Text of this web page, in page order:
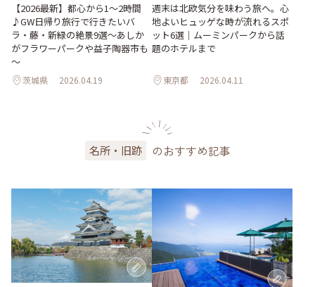
【2026最新】都心から1～2時間
♪GW日帰り旅行で行きたいバ
ラ・藤・新緑の絶景9選～あしか
がフラワーパークや益子陶器市も
～
茨城県 2026.04.19
週末は北欧気分を味わう旅へ。心
地よいヒュッゲな時が流れるスポ
ット6選｜ムーミンパークから話
題のホテルまで
東京都 2026.04.11
名所・旧跡 のおすすめ記事